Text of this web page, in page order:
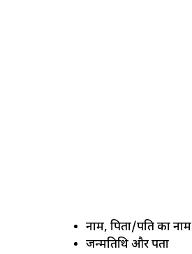
नाम, पिता/पति का नाम
जन्मतिथि और पता